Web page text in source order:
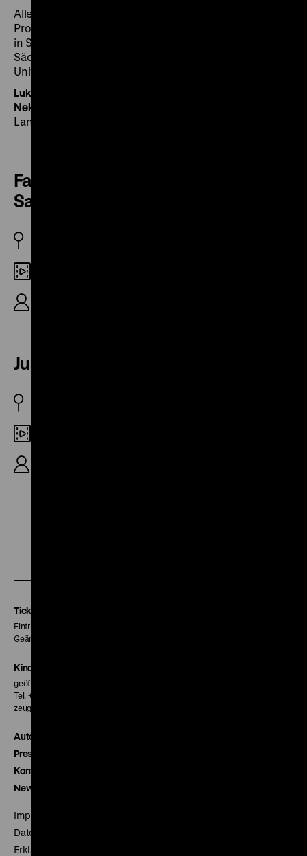
Alle Filme der Veranstaltung wurden im Rahmen des
Programmes zur Sicherung des audio-visuellen Erbes
in Sachsen (SAVE) digitalisiert und sind in der
Sächsischen Landesbibliothek – Staats- und
Universitätsbibliothek Dresden archiviert.
Lukas Schneider
Nekulová
Landesbibliothek.
Familienfilme aus privaten
Sammlungen
Junge Deutsche im Mai
Tickets
Eintritt 5 €
Geänderte Preise sind im Programm vermerkt.
Kinokasse
geöffnet 30 Minuten vor Beginn der ersten Vorstellung
Tel. + 49 30 20304-770
zeughauskino@dhm.de
Autor*innen
Presse
Kontakt
Newsletter
Impressum
Datenschutz
Erklärung digitale Barrierefreiheit